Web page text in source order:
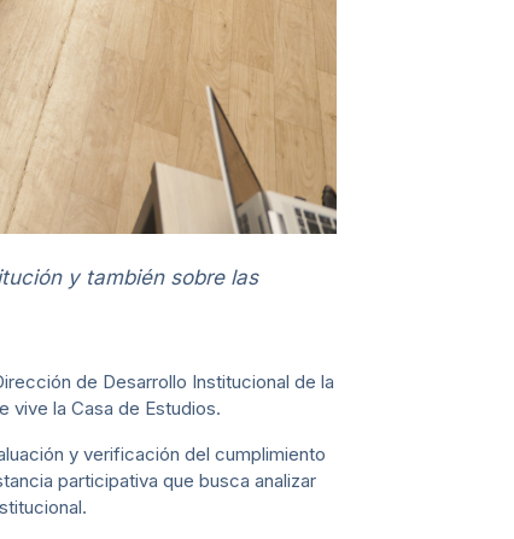
y también sobre las
de Desarrollo Institucional de la
vive la Casa de Estudios.
y verificación del cumplimiento
participativa que busca analizar